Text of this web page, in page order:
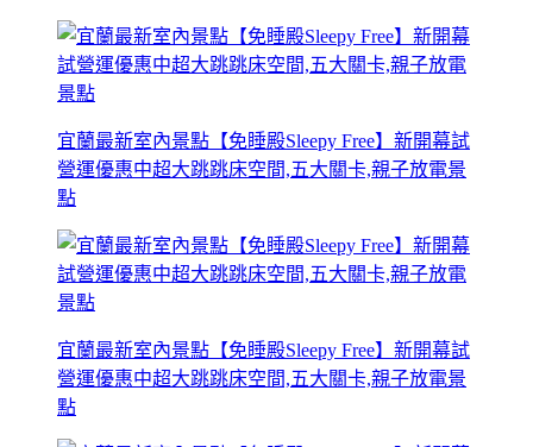
宜蘭最新室內景點【免睡殿Sleepy Free】新開幕試
營運優惠中超大跳跳床空間,五大關卡,親子放電景
點
宜蘭最新室內景點【免睡殿Sleepy Free】新開幕試
營運優惠中超大跳跳床空間,五大關卡,親子放電景
點